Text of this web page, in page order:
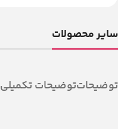
سایر محصولات
توضیحاتتوضیحات تکمیلی